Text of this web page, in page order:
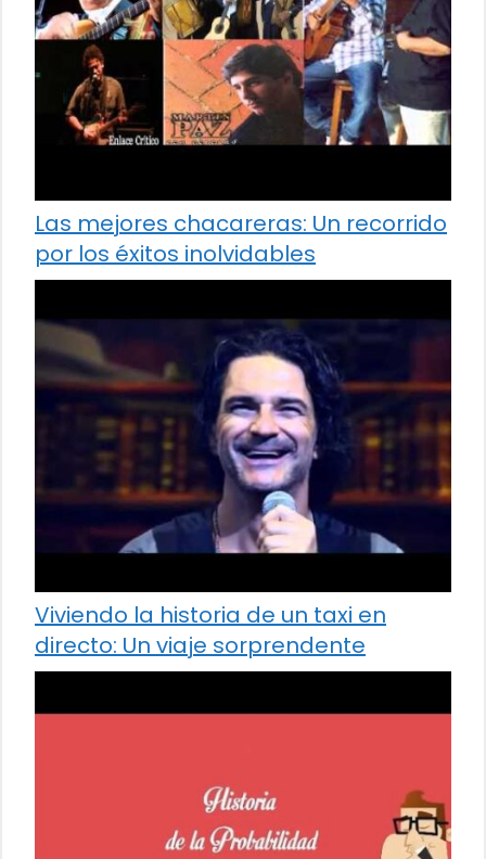
Las mejores chacareras: Un recorrido
por los éxitos inolvidables
Viviendo la historia de un taxi en
directo: Un viaje sorprendente